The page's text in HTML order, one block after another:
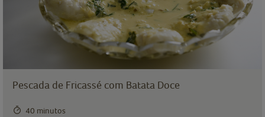
Pescada de Fricassé com Batata Doce
40 minutos